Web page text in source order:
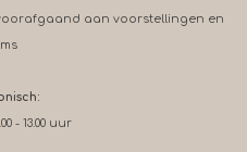
voorafgaand aan voorstellingen en
- 13.00 uur